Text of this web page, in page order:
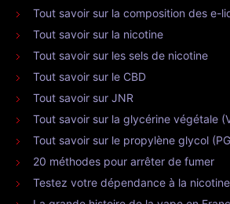
Tout savoir sur la composition des e-
Tout savoir sur la nicotine
Tout savoir sur les sels de nicotine
Tout savoir sur le CBD
Tout savoir sur JNR
Tout savoir sur la glycérine végétale
Tout savoir sur le propylène glycol
20 méthodes pour arrêter de fumer
Testez votre dépendance à la nicotine